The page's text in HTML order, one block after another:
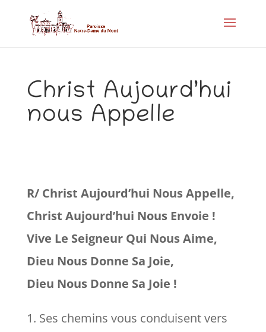
Christ Aujourd’hui
nous Appelle
R/ Christ Aujourd’hui Nous Appelle,
Christ Aujourd’hui Nous Envoie !
Vive Le Seigneur Qui Nous Aime,
Dieu Nous Donne Sa Joie,
Dieu Nous Donne Sa Joie !
1. Ses chemins vous conduisent vers